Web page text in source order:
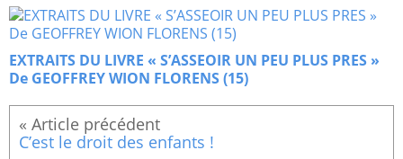
EXTRAITS DU LIVRE « S’ASSEOIR UN PEU PLUS PRES »
De GEOFFREY WION FLORENS (15)
C’est le droit des enfants !